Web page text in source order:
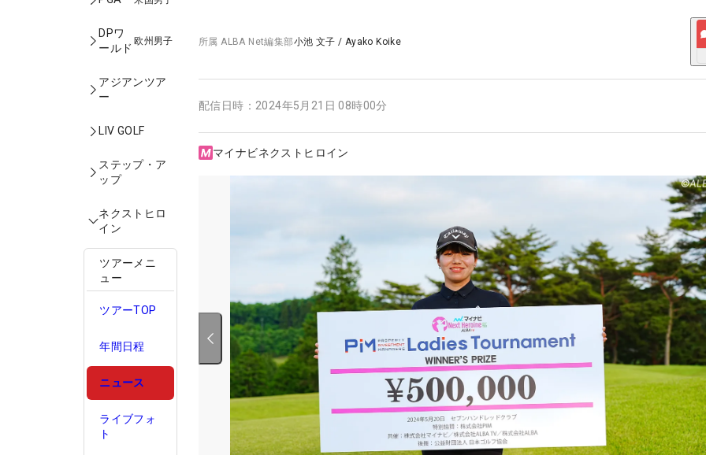
DPワ
ールド
欧州男子
アジアンツア
ー
LIV GOLF
ステップ・ア
ップ
ネクストヒロ
イン
ツアーメニ
ュー
ツアーTOP
年間日程
ニュース
ライブフォ
ト
所属ALBA Net編集部小池 文子 / Ayako Koike
配信日時： 2024年5月21日 08時00分
マイナビネクストヒロイン